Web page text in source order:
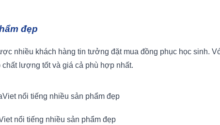
đẹp
nhiều khách hàng tin tưởng đặt mua đồng phục học sinh.
lượng tốt và giá cả phù hợp nhất.
nổi tiếng nhiều sản phẩm đẹp